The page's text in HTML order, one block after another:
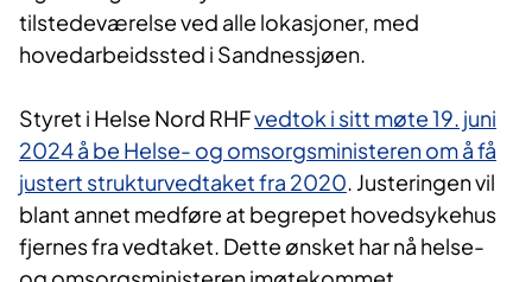
tilstedeværelse ved alle lokasjoner, med
hovedarbeidssted i Sandnessjøen.
Styret i Helse Nord RHFvedtok i sitt møte 19. juni
2024 å be Helse- og omsorgsministeren om å få
justert strukturvedtaket fra 2020. Justeringen vil
blant annet medføre at begrepet hovedsykehus
fjernes fra vedtaket. Dette ønsket har nå helse-